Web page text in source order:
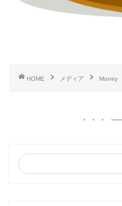
HOME メディア Money